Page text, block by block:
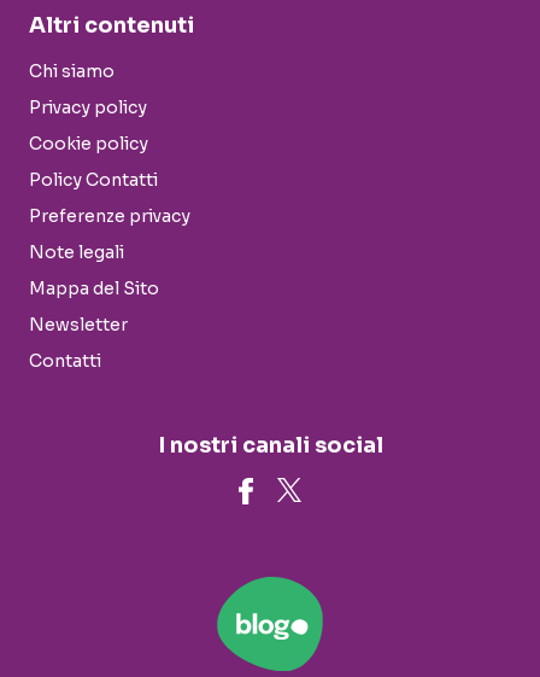
Altri contenuti
Chi siamo
Privacy policy
Cookie policy
Policy Contatti
Preferenze privacy
Note legali
Mappa del Sito
Newsletter
Contatti
I nostri canali social